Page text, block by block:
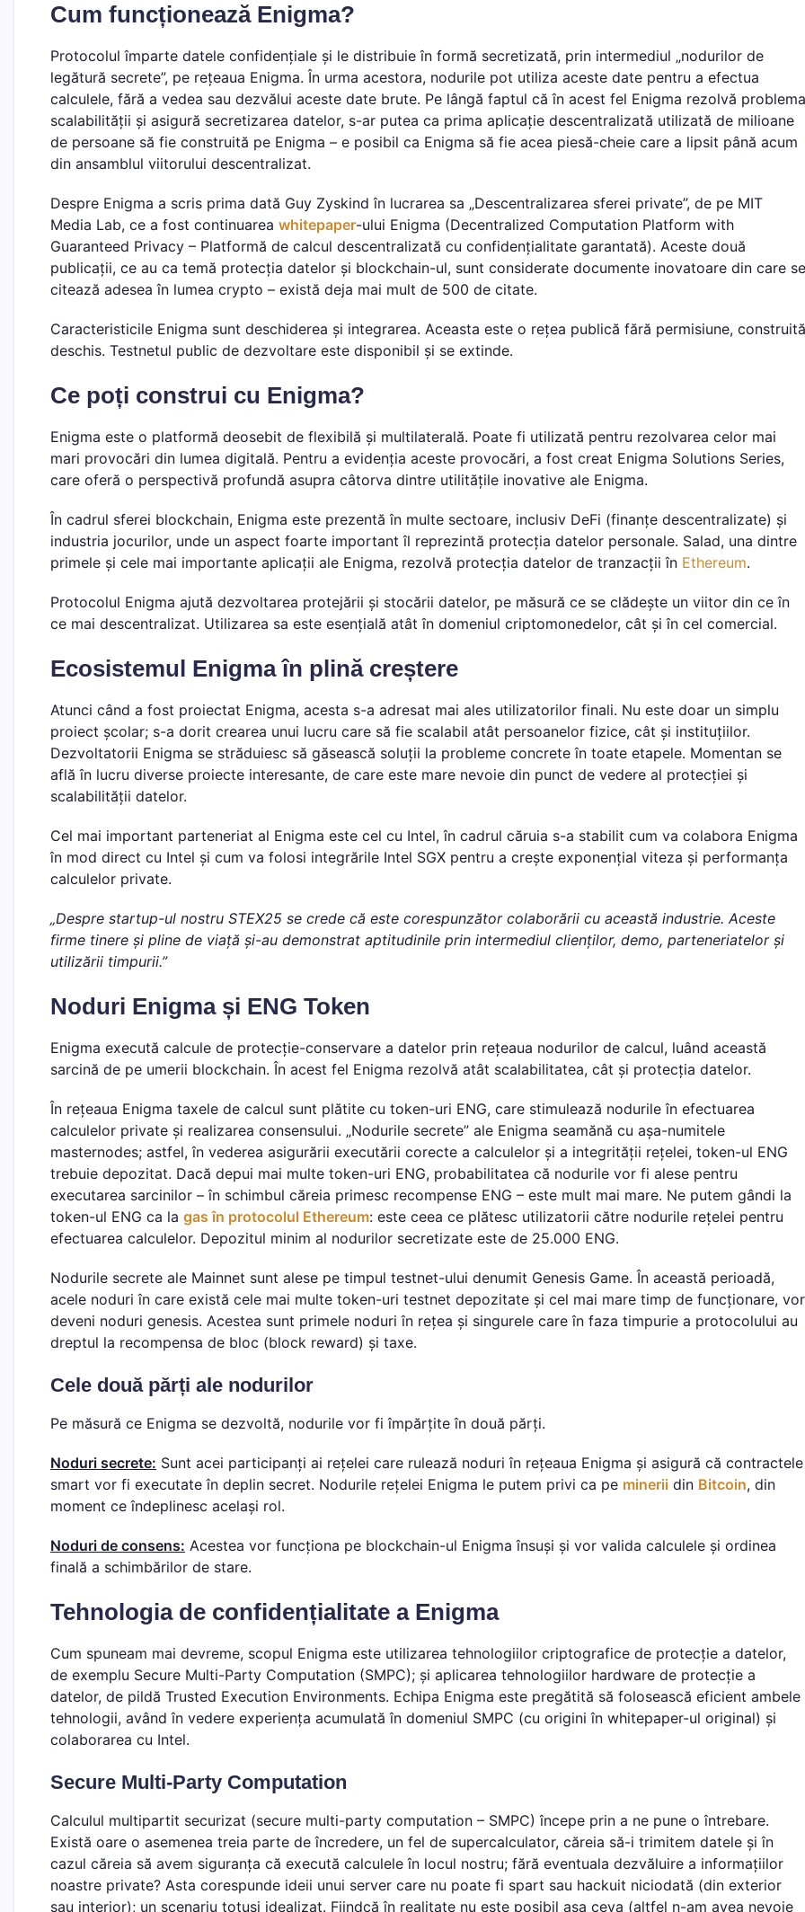
Cum funcționează Enigma?
Protocolul împarte datele confidențiale și le distribuie în formă secretizată, prin intermediul „nodurilor de
legătură secrete”, pe rețeaua Enigma. În urma acestora, nodurile pot utiliza aceste date pentru a efectua
calculele, fără a vedea sau dezvălui aceste date brute. Pe lângă faptul că în acest fel Enigma rezolvă problema
scalabilității și asigură secretizarea datelor, s-ar putea ca prima aplicație descentralizată utilizată de milioane
de persoane să fie construită pe Enigma – e posibil ca Enigma să fie acea piesă-cheie care a lipsit până acum
din ansamblul viitorului descentralizat.
Despre Enigma a scris prima dată Guy Zyskind în lucrarea sa „Descentralizarea sferei private”, de pe MIT
Media Lab, ce a fost continuarea whitepaper-ului Enigma (Decentralized Computation Platform with
Guaranteed Privacy – Platformă de calcul descentralizată cu confidențialitate garantată). Aceste două
publicații, ce au ca temă protecția datelor și blockchain-ul, sunt considerate documente inovatoare din care se
citează adesea în lumea crypto – există deja mai mult de 500 de citate.
Caracteristicile Enigma sunt deschiderea și integrarea. Aceasta este o rețea publică fără permisiune, construită
deschis. Testnetul public de dezvoltare este disponibil și se extinde.
Ce poți construi cu Enigma?
Enigma este o platformă deosebit de flexibilă și multilaterală. Poate fi utilizată pentru rezolvarea celor mai
mari provocări din lumea digitală. Pentru a evidenția aceste provocări, a fost creat Enigma Solutions Series,
care oferă o perspectivă profundă asupra câtorva dintre utilitățile inovative ale Enigma.
În cadrul sferei blockchain, Enigma este prezentă în multe sectoare, inclusiv DeFi (finanțe descentralizate) și
industria jocurilor, unde un aspect foarte important îl reprezintă protecția datelor personale. Salad, una dintre
primele și cele mai importante aplicații ale Enigma, rezolvă protecția datelor de tranzacții în Ethereum.
Protocolul Enigma ajută dezvoltarea protejării și stocării datelor, pe măsură ce se clădește un viitor din ce în
ce mai descentralizat. Utilizarea sa este esențială atât în domeniul criptomonedelor, cât și în cel comercial.
Ecosistemul Enigma în plină creștere
Atunci când a fost proiectat Enigma, acesta s-a adresat mai ales utilizatorilor finali. Nu este doar un simplu
proiect școlar; s-a dorit crearea unui lucru care să fie scalabil atât persoanelor fizice, cât și instituțiilor.
Dezvoltatorii Enigma se străduiesc să găsească soluții la probleme concrete în toate etapele. Momentan se
află în lucru diverse proiecte interesante, de care este mare nevoie din punct de vedere al protecției și
scalabilității datelor.
Cel mai important parteneriat al Enigma este cel cu Intel, în cadrul căruia s-a stabilit cum va colabora Enigma
în mod direct cu Intel și cum va folosi integrările Intel SGX pentru a crește exponențial viteza și performanța
calculelor private.
„Despre startup-ul nostru STEX25 se crede că este corespunzător colaborării cu această industrie. Aceste
firme tinere și pline de viață și-au demonstrat aptitudinile prin intermediul clienților, demo, parteneriatelor și
utilizării timpurii.”
Noduri Enigma și ENG Token
Enigma execută calcule de protecție-conservare a datelor prin rețeaua nodurilor de calcul, luând această
sarcină de pe umerii blockchain. În acest fel Enigma rezolvă atât scalabilitatea, cât și protecția datelor.
În rețeaua Enigma taxele de calcul sunt plătite cu token-uri ENG, care stimulează nodurile în efectuarea
calculelor private și realizarea consensului. „Nodurile secrete” ale Enigma seamănă cu așa-numitele
masternodes; astfel, în vederea asigurării executării corecte a calculelor și a integrității rețelei, token-ul ENG
trebuie depozitat. Dacă depui mai multe token-uri ENG, probabilitatea că nodurile vor fi alese pentru
executarea sarcinilor – în schimbul căreia primesc recompense ENG – este mult mai mare. Ne putem gândi la
token-ul ENG ca la gas în protocolul Ethereum: este ceea ce plătesc utilizatorii către nodurile rețelei pentru
efectuarea calculelor. Depozitul minim al nodurilor secretizate este de 25.000 ENG.
Nodurile secrete ale Mainnet sunt alese pe timpul testnet-ului denumit Genesis Game. În această perioadă,
acele noduri în care există cele mai multe token-uri testnet depozitate și cel mai mare timp de funcționare, vor
deveni noduri genesis. Acestea sunt primele noduri în rețea și singurele care în faza timpurie a protocolului au
dreptul la recompensa de bloc (block reward) și taxe.
Cele două părți ale nodurilor
Pe măsură ce Enigma se dezvoltă, nodurile vor fi împărțite în două părți.
Noduri secrete: Sunt acei participanți ai rețelei care rulează noduri în rețeaua Enigma și asigură că contractele
smart vor fi executate în deplin secret. Nodurile rețelei Enigma le putem privi ca pe minerii din Bitcoin, din
moment ce îndeplinesc același rol.
Noduri de consens: Acestea vor funcționa pe blockchain-ul Enigma însuși și vor valida calculele și ordinea
finală a schimbărilor de stare.
Tehnologia de confidențialitate a Enigma
Cum spuneam mai devreme, scopul Enigma este utilizarea tehnologiilor criptografice de protecție a datelor,
de exemplu Secure Multi-Party Computation (SMPC); și aplicarea tehnologiilor hardware de protecție a
datelor, de pildă Trusted Execution Environments. Echipa Enigma este pregătită să folosească eficient ambele
tehnologii, având în vedere experiența acumulată în domeniul SMPC (cu origini în whitepaper-ul original) și
colaborarea cu Intel.
Secure Multi-Party Computation
Calculul multipartit securizat (secure multi-party computation – SMPC) începe prin a ne pune o întrebare.
Există oare o asemenea treia parte de încredere, un fel de supercalculator, căreia să-i trimitem datele și în
cazul căreia să avem siguranța că execută calculele în locul nostru; fără eventuala dezvăluire a informațiilor
noastre private? Asta corespunde ideii unui server care nu poate fi spart sau hackuit niciodată (din exterior
sau interior); un scenariu totuși idealizat. Fiindcă în realitate nu este posibil așa ceva (altfel n-am avea nevoie